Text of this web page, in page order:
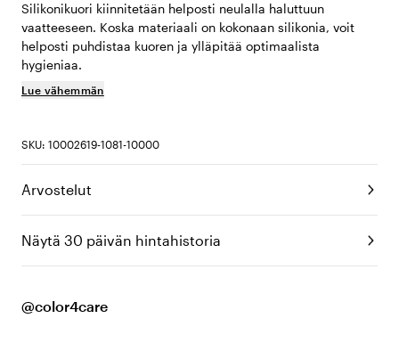
Silikonikuori kiinnitetään helposti neulalla haluttuun
vaatteeseen. Koska materiaali on kokonaan silikonia, voit
helposti puhdistaa kuoren ja ylläpitää optimaalista
hygieniaa.
Lue vähemmän
SKU: 10002619-1081-10000
Arvostelut
Näytä 30 päivän hintahistoria
@color4care